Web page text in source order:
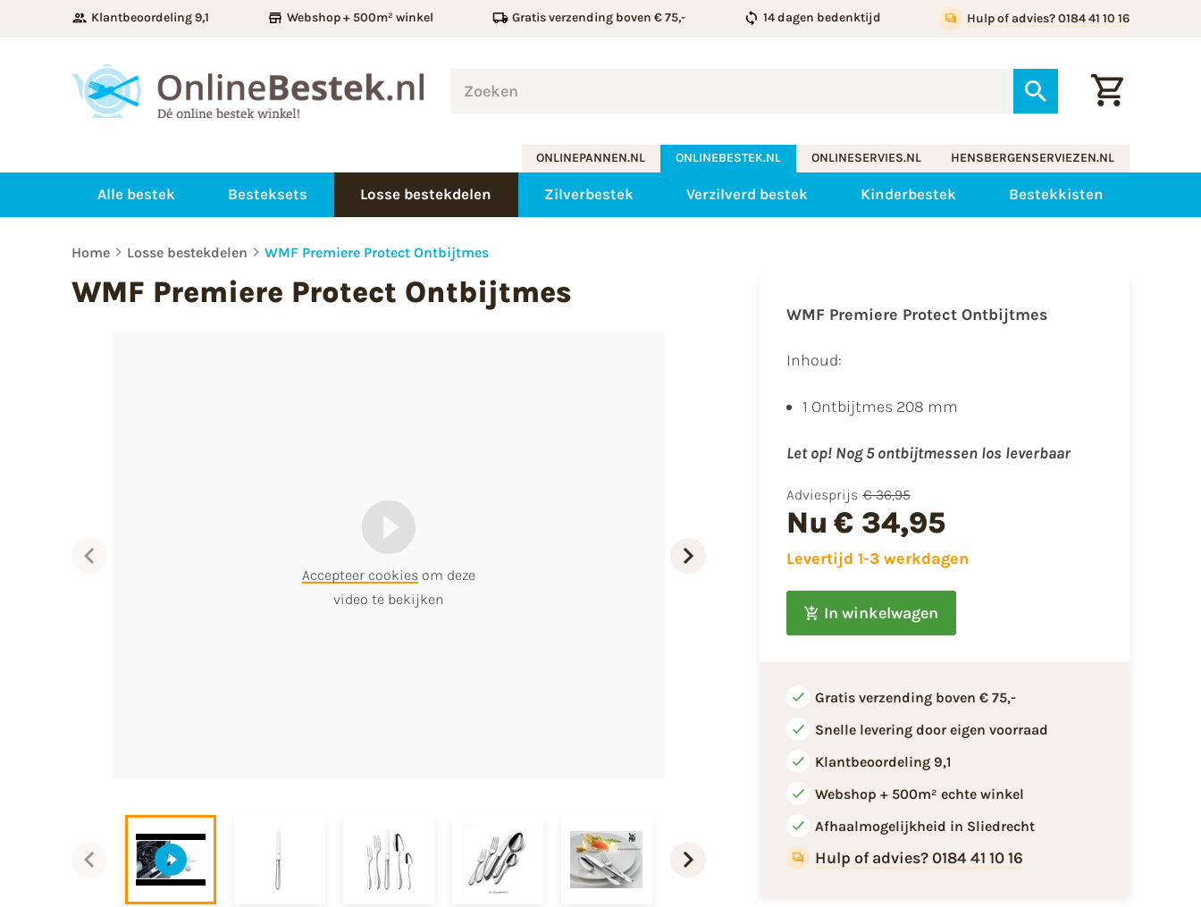
Klantbeoordeling 9,1 Webshop + 500m² winkel Gratis verzending boven € 75,- 14 dagen bedenktijd Hulp of advies? 0184 41 10 16
ONLINEPANNEN.NL ONLINEBESTEK.NL ONLINESERVIES.NL HENSBERGENSERVIEZEN.NL
Alle bestek Besteksets Losse bestekdelen Zilverbestek Verzilverd bestek Kinderbestek Bestekkisten
Home Losse bestekdelen WMF Premiere Protect Ontbijtmes
WMF Premiere Protect Ontbijtmes
Accepteer cookiesom deze
video te bekijken
WMF Premiere Protect Ontbijtmes
Inhoud:
1 Ontbijtmes 208 mm
Let op! Nog 5 ontbijtmessen los leverbaar
Adviesprijs € 36,95
Nu € 34,95
Levertijd 1-3 werkdagen
In winkelwagen
Gratis verzending boven € 75,-
Snelle levering door eigen voorraad
Klantbeoordeling 9,1
Webshop + 500m² echte winkel
Afhaalmogelijkheid in Sliedrecht
Hulp of advies? 0184 41 10 16